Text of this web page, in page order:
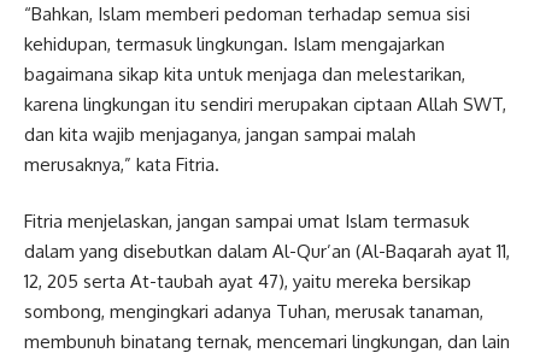
“Bahkan, Islam memberi pedoman terhadap semua sisi
kehidupan, termasuk lingkungan. Islam mengajarkan
bagaimana sikap kita untuk menjaga dan melestarikan,
karena lingkungan itu sendiri merupakan ciptaan Allah SWT,
dan kita wajib menjaganya, jangan sampai malah
merusaknya,” kata Fitria.
Fitria menjelaskan, jangan sampai umat Islam termasuk
dalam yang disebutkan dalam Al-Qur’an (Al-Baqarah ayat 11,
12, 205 serta At-taubah ayat 47), yaitu mereka bersikap
sombong, mengingkari adanya Tuhan, merusak tanaman,
membunuh binatang ternak, mencemari lingkungan, dan lain